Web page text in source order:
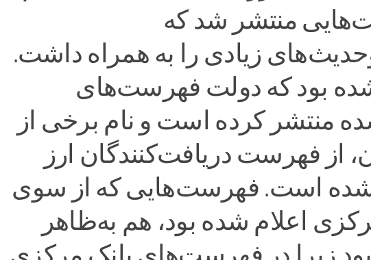
منتشر شد که
زیادی را به همراه داشت.
بود که دولت فهرست‌های
منتشر کرده است و نام برخی از
از فهرست دریافت‌کنندگان ارز
است. فهرست‌هایی که از سوی
اعلام شده بود، هم به‌ظاهر